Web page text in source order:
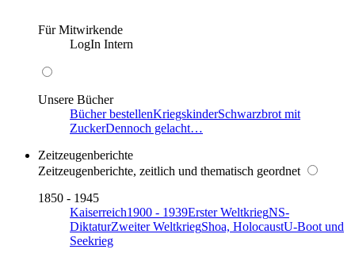
Für Mitwirkende
LogIn Intern
Unsere Bücher
Bücher bestellenKriegskinderSchwarzbrot mit
ZuckerDennoch gelacht…
Zeitzeugenberichte
Zeitzeugenberichte, zeitlich und thematisch geordnet
1850 - 1945
Kaiserreich1900 - 1939Erster WeltkriegNS-
DiktaturZweiter WeltkriegShoa, HolocaustU-Boot und
Seekrieg